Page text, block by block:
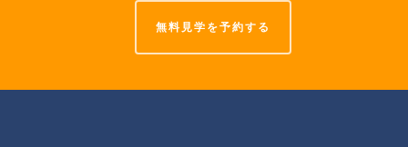
無料見学を予約する